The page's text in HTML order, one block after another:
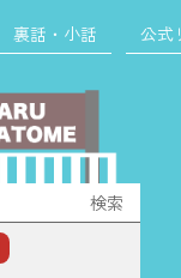
裏話・小話 公式